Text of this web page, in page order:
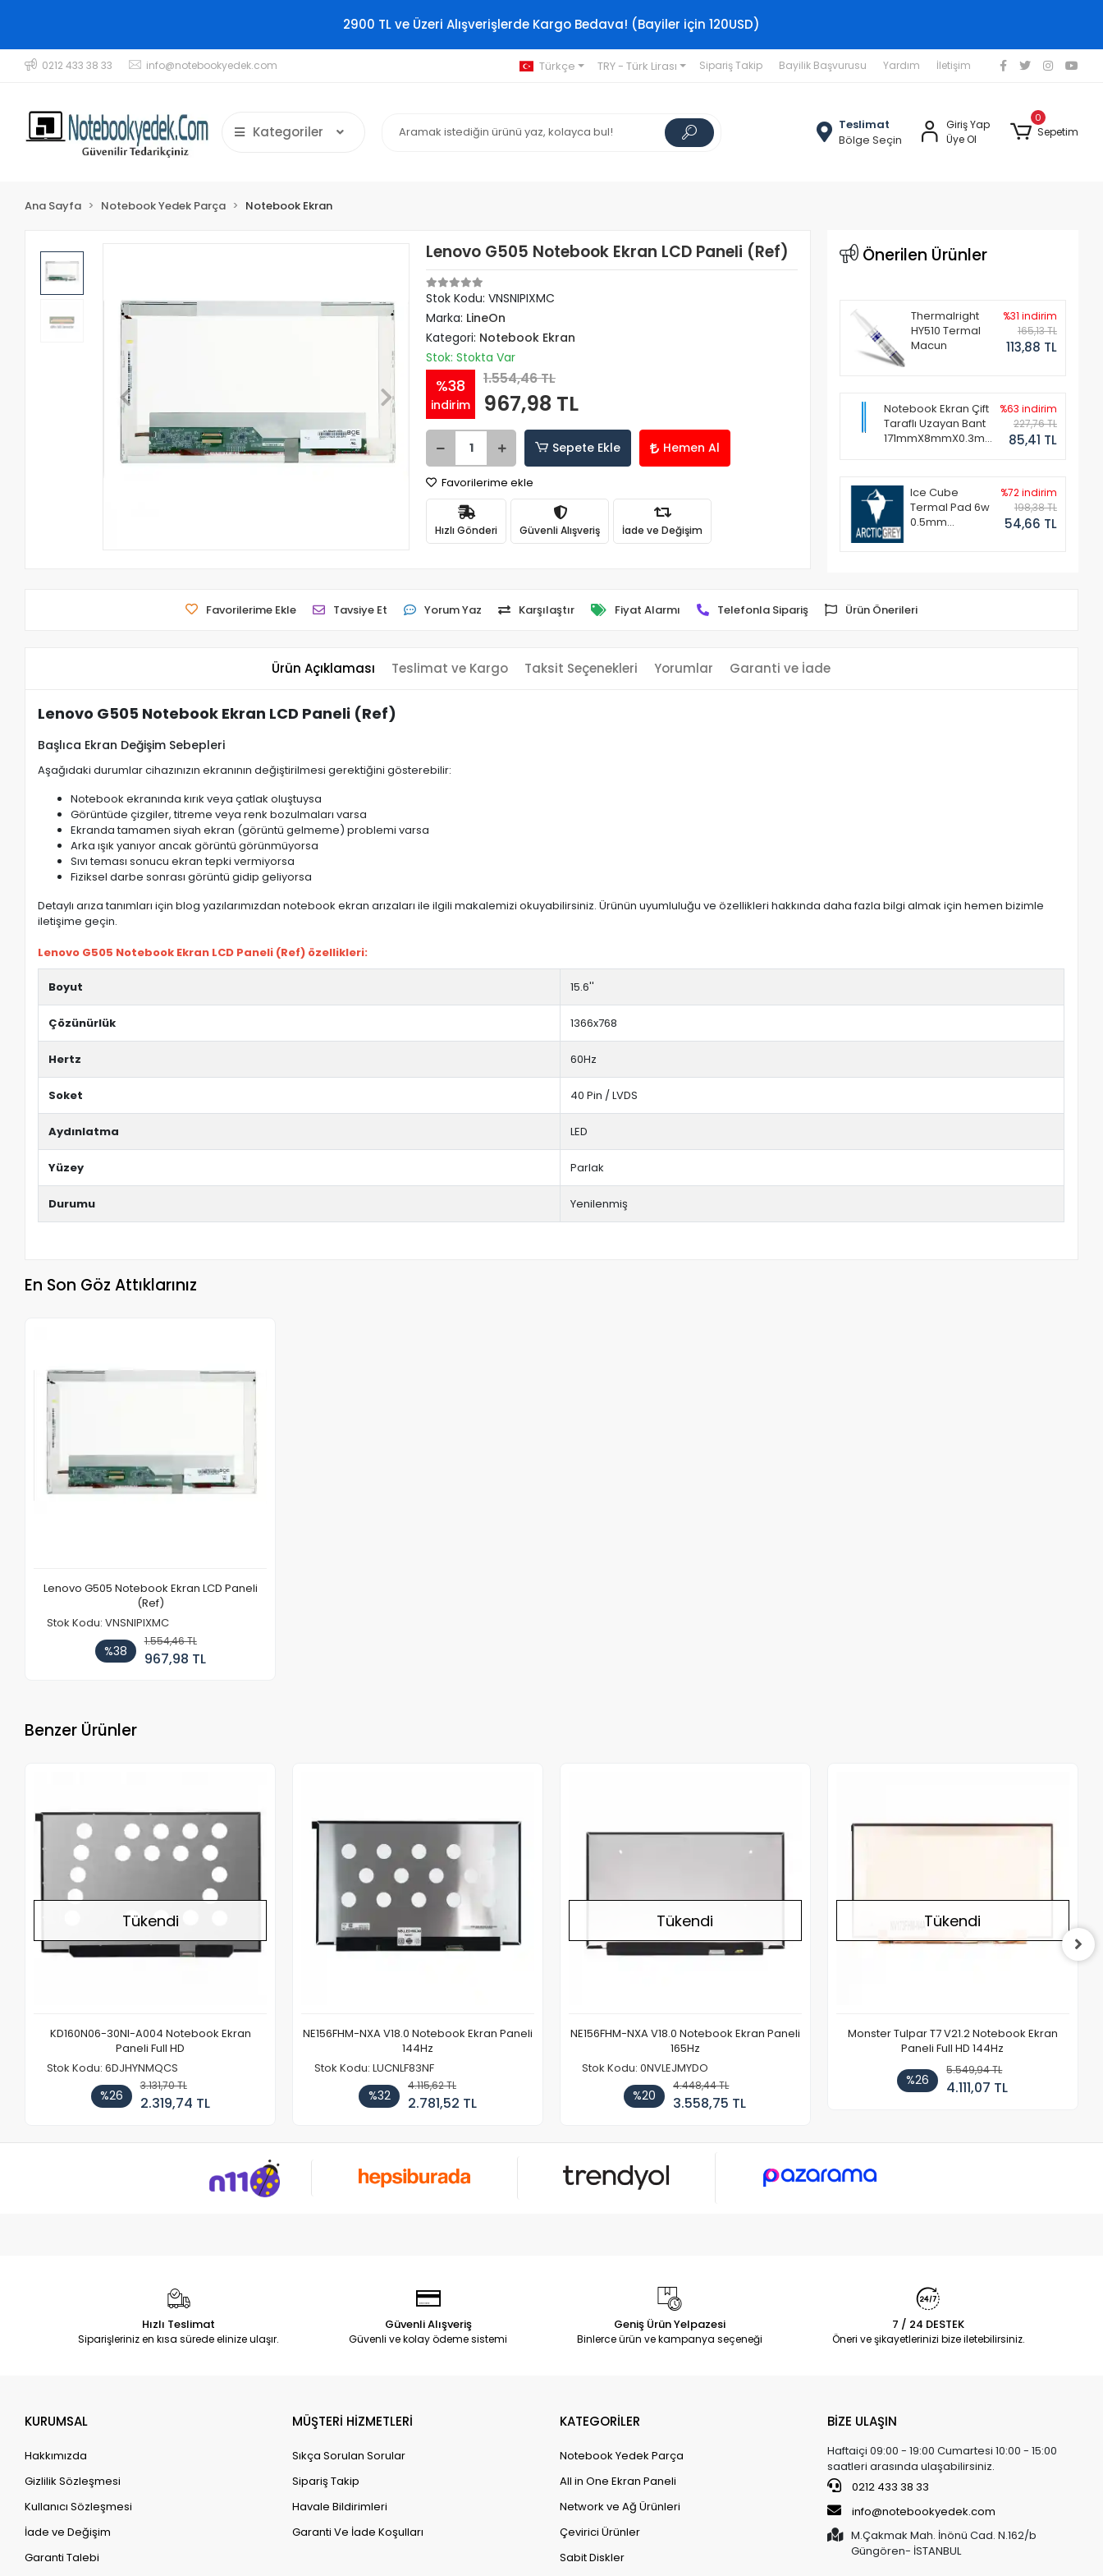
2900 TL ve Üzeri Alışverişlerde Kargo Bedava! (Bayiler için 120USD)
0212 433 38 33 info@notebookyedek.com Türkçe TRY - Türk Lirası Sipariş Takip Bayilik Başvurusu Yardım İletişim
Kategoriler
Teslimat
Bölge Seçin
Giriş Yap
Üye Ol
0
Sepetim
Ana Sayfa Notebook Yedek Parça Notebook Ekran
Lenovo G505 Notebook Ekran LCD Paneli (Ref)
Stok Kodu: VNSNIPIXMC
Marka: LineOn
Kategori: Notebook Ekran
Stok: Stokta Var
%38
indirim
1.554,46 TL
967,98 TL
Sepete Ekle Hemen Al
Favorilerime ekle
Hızlı Gönderi Güvenli Alışveriş İade ve Değişim
Önerilen Ürünler
Thermalright
HY510 Termal
Macun
%31 indirim
165,13 TL
113,88 TL
Notebook Ekran Çift
Taraflı Uzayan Bant
171mmX8mmX0.3mm
%63 indirim
227,76 TL
85,41 TL
Ice Cube
Termal Pad 6w
0.5mm
%72 indirim
198,38 TL
54,66 TL
Favorilerime Ekle Tavsiye Et Yorum Yaz Karşılaştır Fiyat Alarmı Telefonla Sipariş Ürün Önerileri
Ürün Açıklaması Teslimat ve Kargo Taksit Seçenekleri Yorumlar Garanti ve İade
Lenovo G505 Notebook Ekran LCD Paneli (Ref)
Başlıca Ekran Değişim Sebepleri
Aşağıdaki durumlar cihazınızın ekranının değiştirilmesi gerektiğini gösterebilir:
Notebook ekranında kırık veya çatlak oluştuysa
Görüntüde çizgiler, titreme veya renk bozulmaları varsa
Ekranda tamamen siyah ekran (görüntü gelmeme) problemi varsa
Arka ışık yanıyor ancak görüntü görünmüyorsa
Sıvı teması sonucu ekran tepki vermiyorsa
Fiziksel darbe sonrası görüntü gidip geliyorsa
Detaylı arıza tanımları için blog yazılarımızdan notebook ekran arızaları ile ilgili makalemizi okuyabilirsiniz. Ürünün uyumluluğu ve özellikleri hakkında daha fazla bilgi almak için hemen bizimle
iletişime geçin.
Lenovo G505 Notebook Ekran LCD Paneli (Ref) özellikleri:
Boyut 15.6''
Çözünürlük 1366x768
Hertz 60Hz
Soket 40 Pin / LVDS
Aydınlatma LED
Yüzey Parlak
Durumu Yenilenmiş
En Son Göz Attıklarınız
Lenovo G505 Notebook Ekran LCD Paneli
(Ref)
Stok Kodu: VNSNIPIXMC
%38
1.554,46 TL
967,98 TL
Benzer Ürünler
Tükendi
KD160N06-30NI-A004 Notebook Ekran
Paneli Full HD
Stok Kodu: 6DJHYNMQCS
%26
3.131,70 TL
2.319,74 TL
NE156FHM-NXA V18.0 Notebook Ekran Paneli
144Hz
Stok Kodu: LUCNLF83NF
%32
4.115,62 TL
2.781,52 TL
Tükendi
NE156FHM-NXA V18.0 Notebook Ekran Paneli
165Hz
Stok Kodu: 0NVLEJMYDO
%20
4.448,44 TL
3.558,75 TL
Tükendi
Monster Tulpar T7 V21.2 Notebook Ekran
Paneli Full HD 144Hz
%26
5.549,94 TL
4.111,07 TL
Hızlı Teslimat
Siparişleriniz en kısa sürede elinize ulaşır.
Güvenli Alışveriş
Güvenli ve kolay ödeme sistemi
Geniş Ürün Yelpazesi
Binlerce ürün ve kampanya seçeneği
7 / 24 DESTEK
Öneri ve şikayetlerinizi bize iletebilirsiniz.
KURUMSAL
Hakkımızda
Gizlilik Sözleşmesi
Kullanıcı Sözleşmesi
İade ve Değişim
Garanti Talebi
MÜŞTERİ HİZMETLERİ
Sıkça Sorulan Sorular
Sipariş Takip
Havale Bildirimleri
Garanti Ve İade Koşulları
KATEGORİLER
Notebook Yedek Parça
All in One Ekran Paneli
Network ve Ağ Ürünleri
Çevirici Ürünler
Sabit Diskler
BİZE ULAŞIN
Haftaiçi 09:00 - 19:00 Cumartesi 10:00 - 15:00
saatleri arasında ulaşabilirsiniz.
0212 433 38 33
info@notebookyedek.com
M.Çakmak Mah. İnönü Cad. N.162/b
Güngören- İSTANBUL